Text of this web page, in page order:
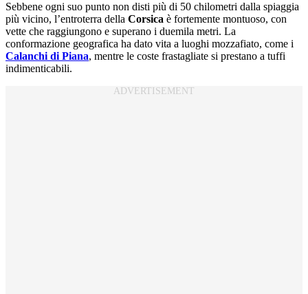
Sebbene ogni suo punto non disti più di 50 chilometri dalla spiaggia
più vicino, l’entroterra della Corsica è fortemente montuoso, con
vette che raggiungono e superano i duemila metri. La
conformazione geografica ha dato vita a luoghi mozzafiato, come i
Calanchi di Piana, mentre le coste frastagliate si prestano a tuffi
indimenticabili.